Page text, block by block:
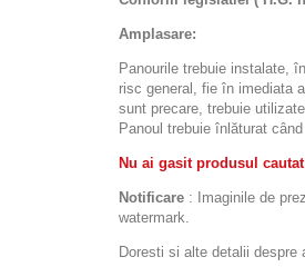
Amplasare:
Panourile trebuie instalate,
risc general, fie în imediata
sunt precare, trebuie
Panoul trebuie înlăturat
Nu ai gasit produsul
Notificare : Imaginile de
watermark.
Doresti si alte detalii despre